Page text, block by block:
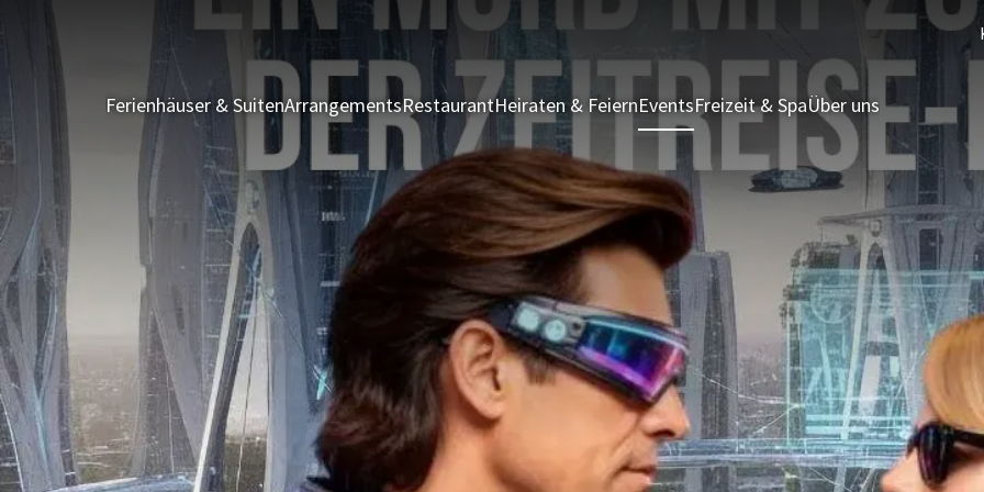
Ferienhäuser & SuitenArrangementsRestaurantHeiraten & FeiernEventsFreizeit & SpaÜber uns